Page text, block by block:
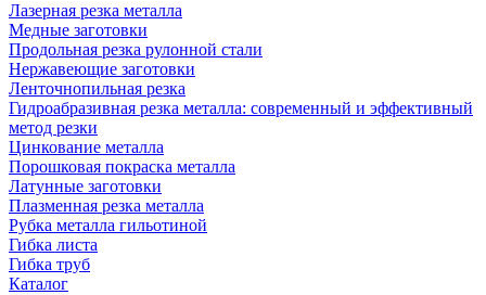
Лазерная резка металла
Медные заготовки
Продольная резка рулонной стали
Нержавеющие заготовки
Ленточнопильная резка
Гидроабразивная резка металла: современный и эффективный
метод резки
Цинкование металла
Порошковая покраска металла
Латунные заготовки
Плазменная резка металла
Рубка металла гильотиной
Гибка листа
Гибка труб
Каталог